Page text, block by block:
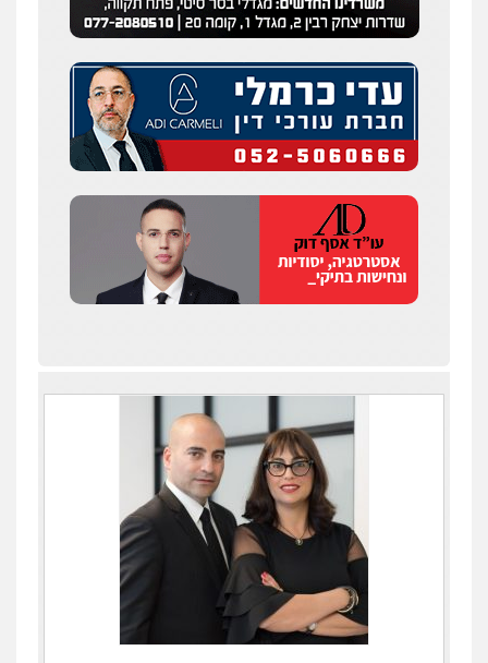
עדי כרמלי – חברת עו"ד
עורכי דין לענייני אסירים
0525060666
גיא זהבי משרד עורכי דין
פלילי משפחה
503456449
עו"ד איהאב ג'לג'ולי
פלילי מעצרים וחקירות עורכי דין לענייני